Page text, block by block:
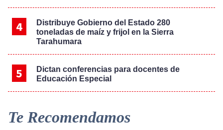
Distribuye Gobierno del Estado 280
toneladas de maíz y frijol en la Sierra
Tarahumara
Dictan conferencias para docentes de
Educación Especial
Te Recomendamos